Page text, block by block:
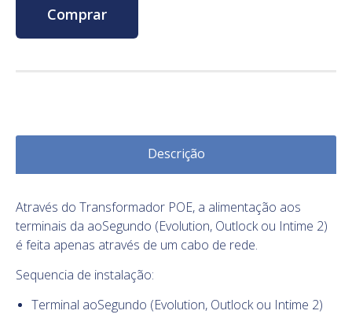
Comprar
Descrição
Através do Transformador POE, a alimentação aos
terminais da aoSegundo (Evolution, Outlock ou Intime 2)
é feita apenas através de um cabo de rede.
Sequencia de instalação:
Terminal aoSegundo (Evolution, Outlock ou Intime 2)